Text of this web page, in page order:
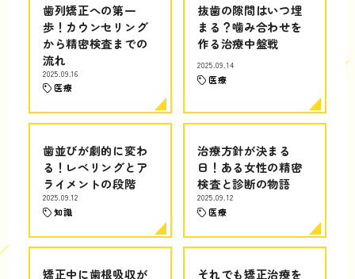
歯列矯正への第一
歩！カウンセリング
から精密検査までの
流れ
2025.09.16
医療
抜歯の隙間はいつ埋
まる？噛み合わせを
作る治療中盤戦
2025.09.14
医療
歯並びが劇的に変わ
る！レベリングとア
ライメントの段階
2025.09.12
知識
治療方針が決まる
日！ある女性の精密
検査と診断の物語
2025.09.12
医療
矯正中に歯根吸収が それでも矯正治療を